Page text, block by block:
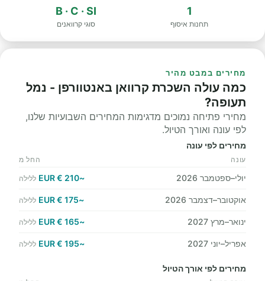
1
תחנות איסוף
B · C · SI
סוגי קרוואנים
מחירים במבט מהיר
כמה עולה השכרת קרוואן באנטוורפן - נמל
תעופה?
מחירי פתיחה נמוכים מדגימות המחירים השבועיות שלנו,
לפי עונה ואורך הטיול.
מחירים לפי עונה
עונה החל מ
יולי–ספטמבר 2026 ~210 € EUR ללילה
אוקטובר–דצמבר 2026 ~175 € EUR ללילה
ינואר–מרץ 2027 ~165 € EUR ללילה
אפריל–יוני 2027 ~195 € EUR ללילה
מחירים לפי אורך הטיול